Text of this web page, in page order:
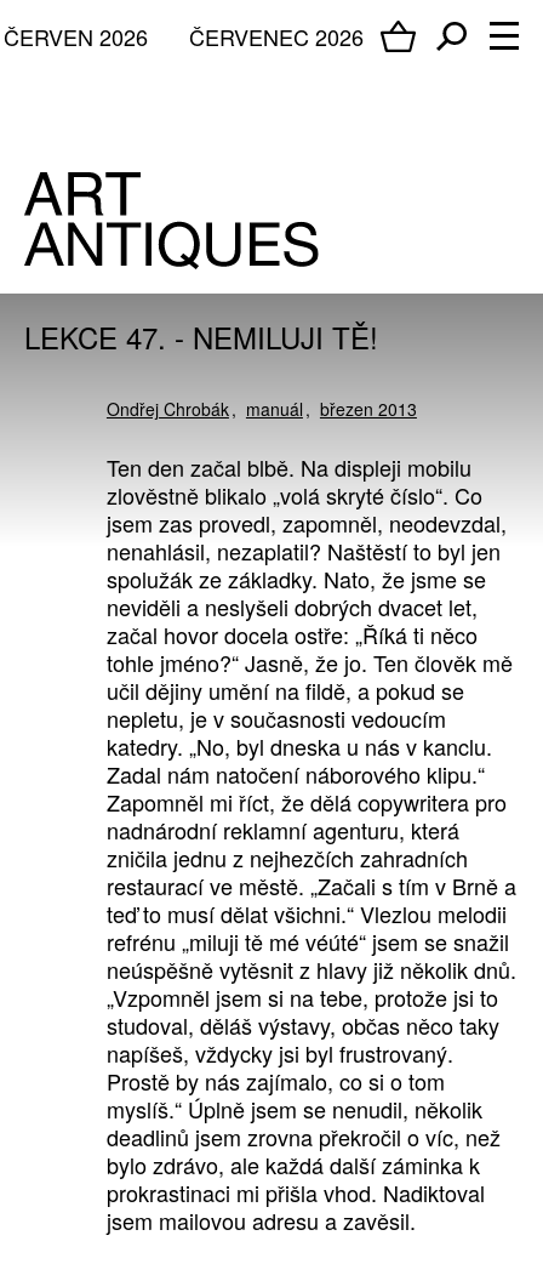
ČERVENEC 2026
ČERVEN 2026
LEKCE 47. - NEMILUJI TĚ!
Ondřej Chrobák manuál březen 2013
Ten den začal blbě. Na displeji mobilu
zlověstně blikalo „volá skryté číslo“. Co
jsem zas provedl, zapomněl, neodevzdal,
nenahlásil, nezaplatil? Naštěstí to byl jen
spolužák ze základky. Nato, že jsme se
neviděli a neslyšeli dobrých dvacet let,
začal hovor docela ostře: „Říká ti něco
tohle jméno?“ Jasně, že jo. Ten člověk mě
učil dějiny umění na fildě, a pokud se
nepletu, je v současnosti vedoucím
katedry. „No, byl dneska u nás v kanclu.
Zadal nám natočení náborového klipu.“
Zapomněl mi říct, že dělá copywritera pro
nadnárodní reklamní agenturu, která
zničila jednu z nejhezčích zahradních
restaurací ve městě. „Začali s tím v Brně a
teď to musí dělat všichni.“ Vlezlou melodii
refrénu „miluji tě mé véúté“ jsem se snažil
neúspěšně vytěsnit z hlavy již několik dnů.
„Vzpomněl jsem si na tebe, protože jsi to
studoval, děláš výstavy, občas něco taky
napíšeš, vždycky jsi byl frustrovaný.
Prostě by nás zajímalo, co si o tom
myslíš.“ Úplně jsem se nenudil, několik
deadlinů jsem zrovna překročil o víc, než
bylo zdrávo, ale každá další záminka k
prokrastinaci mi přišla vhod. Nadiktoval
jsem mailovou adresu a zavěsil.